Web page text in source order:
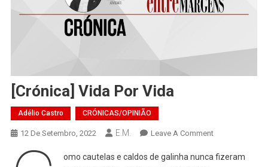
[Crónica] Vida Por Vida
Adélio Castro CRÓNICAS/OPINIÃO
12 De Setembro, 2022 E.M. Leave A CommentOn
Vida
omo cautelas e caldos de galinha nunca fizeram